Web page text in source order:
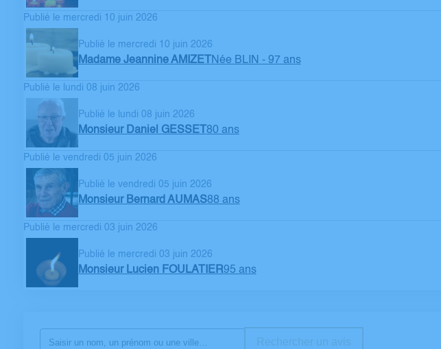
Publié le mercredi 10 juin 2026
Publié le mercredi 10 juin 2026
Madame Jeannine AMIZET Née BLIN - 97 ans
Publié le lundi 08 juin 2026
Publié le lundi 08 juin 2026
Monsieur Daniel GESSET 80 ans
Publié le vendredi 05 juin 2026
Publié le vendredi 05 juin 2026
Monsieur Bernard AUMAS88 ans
Publié le mercredi 03 juin 2026
Publié le mercredi 03 juin 2026
Monsieur Lucien FOULATIER95 ans
Rechercher un avis